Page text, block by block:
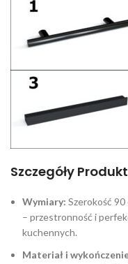
Szczegóły
Wymiary: Szerokość 90
– przestronność i
kuchennych.
Materiał i